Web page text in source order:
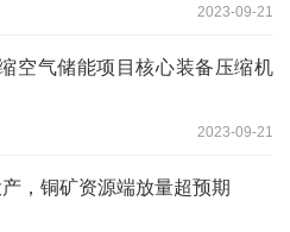
2023-09-21
空气储能项目核心装备压缩机
2023-09-21
，铜矿资源端放量超预期